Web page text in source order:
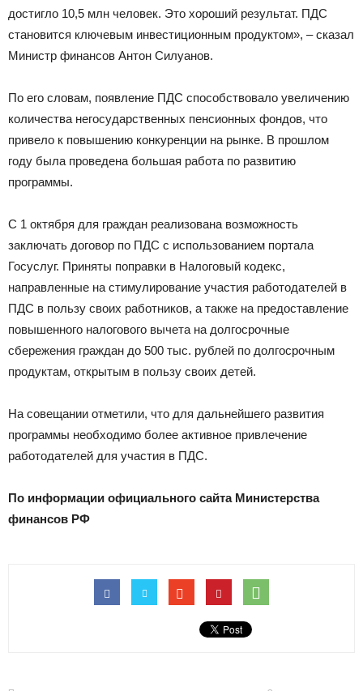
достигло 10,5 млн человек. Это хороший результат. ПДС
становится ключевым инвестиционным продуктом», – сказал
Министр финансов Антон Силуанов.
По его словам, появление ПДС способствовало увеличению
количества негосударственных пенсионных фондов, что
привело к повышению конкуренции на рынке. В прошлом
году была проведена большая работа по развитию
программы.
С 1 октября для граждан реализована возможность
заключать договор по ПДС с использованием портала
Госуслуг. Приняты поправки в Налоговый кодекс,
направленные на стимулирование участия работодателей в
ПДС в пользу своих работников, а также на предоставление
повышенного налогового вычета на долгосрочные
сбережения граждан до 500 тыс. рублей по долгосрочным
продуктам, открытым в пользу своих детей.
На совещании отметили, что для дальнейшего развития
программы необходимо более активное привлечение
работодателей для участия в ПДС.
По информации официального сайта Министерства
финансов РФ